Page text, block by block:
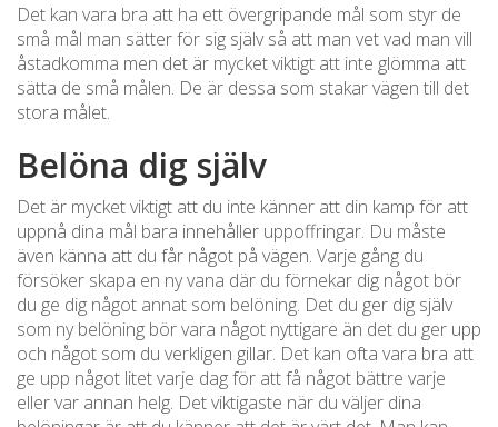
Det kan vara bra att ha ett övergripande mål som styr de
små mål man sätter för sig själv så att man vet vad man vill
åstadkomma men det är mycket viktigt att inte glömma att
sätta de små målen. De är dessa som stakar vägen till det
stora målet.
Belöna dig själv
Det är mycket viktigt att du inte känner att din kamp för att
uppnå dina mål bara innehåller uppoffringar. Du måste
även känna att du får något på vägen. Varje gång du
försöker skapa en ny vana där du förnekar dig något bör
du ge dig något annat som belöning. Det du ger dig själv
som ny belöning bör vara något nyttigare än det du ger upp
och något som du verkligen gillar. Det kan ofta vara bra att
ge upp något litet varje dag för att få något bättre varje
eller var annan helg. Det viktigaste när du väljer dina